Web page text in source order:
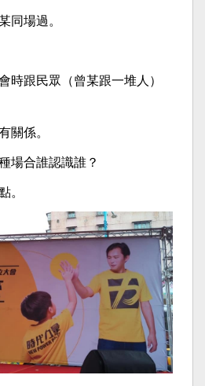
同場過。
時跟民眾（曾某跟一堆人）
關係。
場合誰認識誰？
。